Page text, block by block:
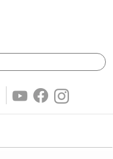
YoutubeFacebookInstagram